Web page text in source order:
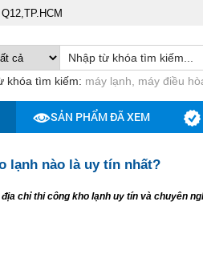
khóa tìm kiếm: máy lạnh, máy điều
SẢN PHẨM ĐÃ XEM
lạnh nào là uy tín nhất?
chỉ thi công kho lạnh uy tín và chuyên